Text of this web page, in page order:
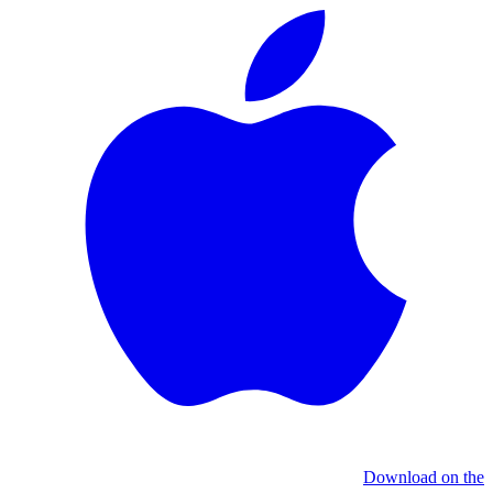
Download on the